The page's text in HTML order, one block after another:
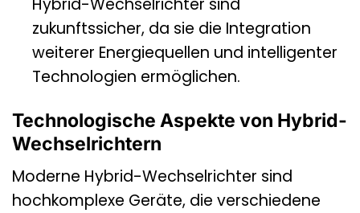
zukunftssicher, da sie die Integration
weiterer Energiequellen und intelligenter
Technologien ermöglichen.
Technologische Aspekte von Hybrid-
Wechselrichtern
Moderne Hybrid-Wechselrichter sind
hochkomplexe Geräte, die verschiedene